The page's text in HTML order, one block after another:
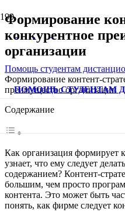
ПОМОЩЬ СТУДЕНТАМ
Формирование
конкурентное
организации
Помощь студентам
Формирование контент-
преимущество организации
Содержание
Как организация формирует
узнает, что ему следует
содержанием? Контент-
большим, чем просто
контента. Это может быть
понять, как фирме следует